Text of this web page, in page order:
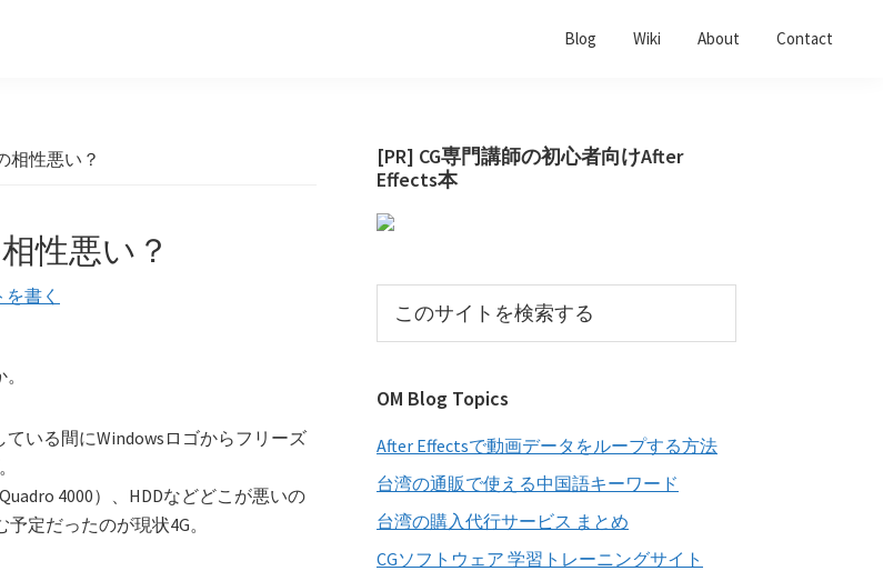
Blog Wiki About Contact
相性悪い？
性悪い？
書く
いる間にWindowsロゴからフリーズ
4000）、HDDなどどこが悪いの
定だったのが現状4G。
最
初
の
イ
ド
ー
[PR] CG専門講師の初心者向けAfter
Effects本
ト
検
索
す
る
OM Blog Topics
After Effectsで動画データをループする方法
台湾の通販で使える中国語キーワード
台湾の購入代行サービス まとめ
CGソフトウェア 学習トレーニングサイト